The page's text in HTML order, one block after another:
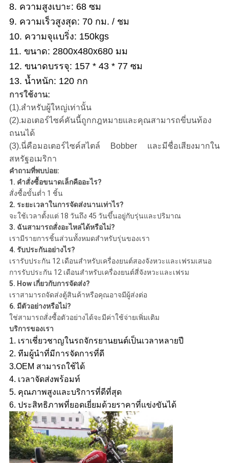
8. ความสูงเบาะ: 68 ซม
9. ความเร็วสูงสุด: 70 กม. / ชม
10. ความจุแบริ่ง: 150kgs
11. ขนาด: 2800x480x680 มม
12. ขนาดบรรจุ: 157 * 43 * 77 ซม
13. น้ำหนัก: 120 กก
การใช้งาน:
(1).สำหรับผู้ใหญ่เท่านั้น
(2).มอเตอร์ไซค์คันนี้ถูกกฎหมายและคุณสามารถขี่บนท้อง
ถนนได้
(3).นี่คือมอเตอร์ไซค์สไตล์ Bobber และมีชื่อเสียงมากใน
สหรัฐอเมริกา
คำถามที่พบบ่อย:
1. คำสั่งซื้อขนาดเล็กคืออะไร?
สั่งซื้อขั้นต่ำ 1 ชิ้น
2. ระยะเวลาในการจัดส่งนานเท่าไร?
จะใช้เวลาตั้งแต่ 18 วันถึง 45 วันขึ้นอยู่กับรุ่นและปริมาณ
3. ฉันสามารถสั่งอะไหล่ได้หรือไม่?
เรามีรายการชิ้นส่วนทั้งหมดสำหรับรุ่นของเรา
4. รับประกันอย่างไร?
เรารับประกัน 12 เดือนสำหรับเครื่องยนต์สองจังหวะและเฟรมเสนอ
การรับประกัน 12 เดือนสำหรับเครื่องยนต์สี่จังหวะและเฟรม
5. How เกี่ยวกับการจัดส่ง?
เราสามารถจัดส่งตู้สินค้าหรือคุณอาจมีผู้ส่งต่อ
6. มีตัวอย่างหรือไม่?
ใช่สามารถสั่งซื้อตัวอย่างได้จะมีค่าใช้จ่ายเพิ่มเติม
บริการของเรา
1. เราเชี่ยวชาญในรถจักรยานยนต์เป็นเวลาหลายปี
2. ทีมผู้นำที่มีการจัดการที่ดี
3.OEM สามารถใช้ได้
4. เวลาจัดส่งพร้อมท์
5. คุณภาพสูงและบริการที่ดีที่สุด
6. ประสิทธิภาพที่ยอดเยี่ยมด้วยราคาที่แข่งขันได้